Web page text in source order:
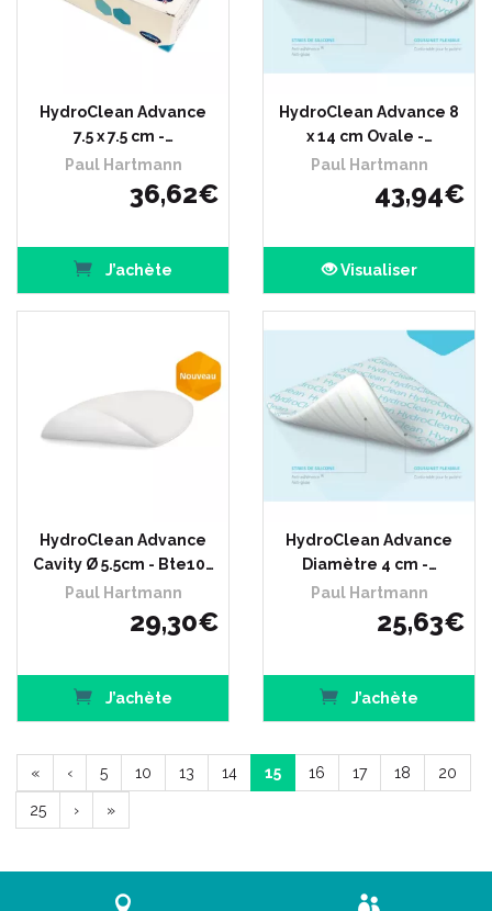
HydroClean Advance
7.5 x 7.5 cm -…
Paul Hartmann
36,62€
J’achète
HydroClean Advance 8
x 14 cm Ovale -…
Paul Hartmann
43,94€
Visualiser
HydroClean Advance
Cavity Ø 5.5cm - Bte10…
Paul Hartmann
29,30€
J’achète
HydroClean Advance
Diamètre 4 cm -…
Paul Hartmann
25,63€
J’achète
« ‹ 5 10 13 14 15 16 17 18 20
25 › »